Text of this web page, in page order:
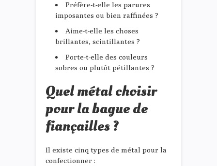
Préfère-t-elle les parures
imposantes ou bien raffinées ?
Aime-t-elle les choses
brillantes, scintillantes ?
Porte-t-elle des couleurs
sobres ou plutôt pétillantes ?
Quel métal choisir
pour la bague de
fiançailles ?
Il existe cinq types de métal pour la
confectionner :